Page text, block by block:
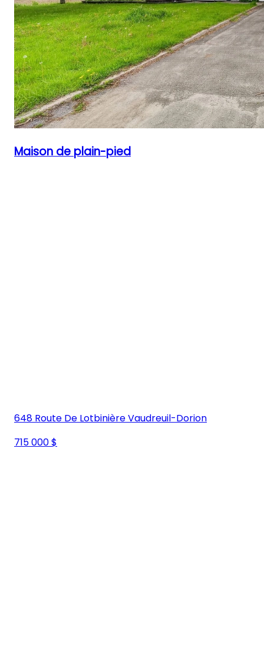
Maison de plain-pied
648 Route De Lotbinière Vaudreuil-Dorion
715 000 $